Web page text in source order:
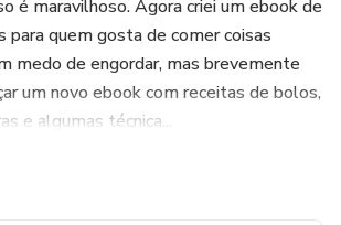
é maravilhoso. Agora criei um ebook de
para quem gosta de comer coisas
medo de engordar, mas brevemente
um novo ebook com receitas de bolos,
e algumas técnica...